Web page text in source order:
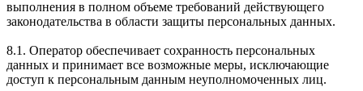
выполнения в полном объеме требований действующего
законодательства в области защиты персональных данных.
8.1. Оператор обеспечивает сохранность персональных
данных и принимает все возможные меры, исключающие
доступ к персональным данным неуполномоченных лиц.